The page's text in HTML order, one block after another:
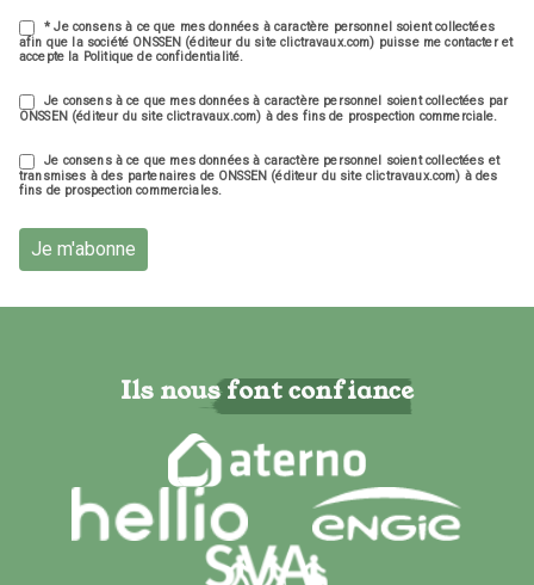
* Je consens à ce que mes données à caractère personnel soient collectées
afin que la société ONSSEN (éditeur du site clictravaux.com) puisse me contacter et
accepte la Politique de confidentialité.
Je consens à ce que mes données à caractère personnel soient collectées par
ONSSEN (éditeur du site clictravaux.com) à des fins de prospection commerciale.
Je consens à ce que mes données à caractère personnel soient collectées et
transmises à des partenaires de ONSSEN (éditeur du site clictravaux.com) à des
fins de prospection commerciales.
Je m'abonne
Ils nous font confiance